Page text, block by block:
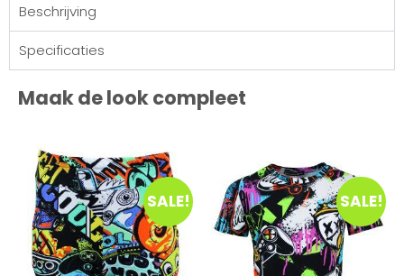
Beschrijving
Specificaties
Maak de look compleet
SALE! SALE!